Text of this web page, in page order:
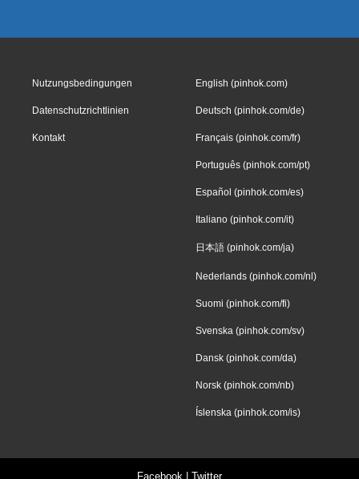
Nutzungsbedingungen
Datenschutzrichtlinien
Kontakt
English (pinhok.com)
Deutsch (pinhok.com/de)
Français (pinhok.com/fr)
Português (pinhok.com/pt)
Español (pinhok.com/es)
Italiano (pinhok.com/it)
日本語 (pinhok.com/ja)
Nederlands (pinhok.com/nl)
Suomi (pinhok.com/fi)
Svenska (pinhok.com/sv)
Dansk (pinhok.com/da)
Norsk (pinhok.com/nb)
Íslenska (pinhok.com/is)
Facebook | Twitter